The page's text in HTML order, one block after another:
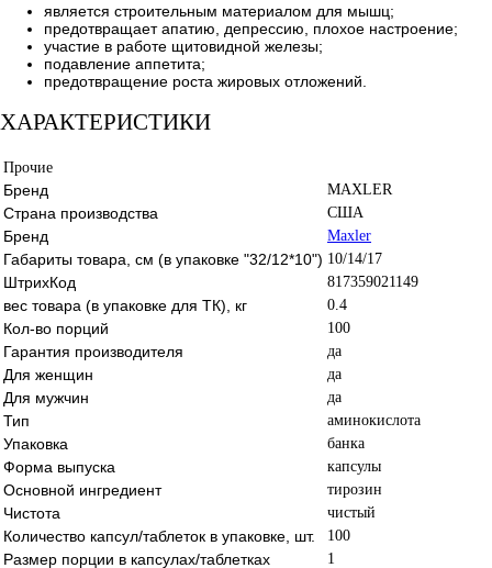
является строительным материалом для мышц;
предотвращает апатию, депрессию, плохое настроение;
участие в работе щитовидной железы;
подавление аппетита;
предотвращение роста жировых отложений.
ХАРАКТЕРИСТИКИ
Прочие
Бренд MAXLER
Страна производства США
Бренд Maxler
Габариты товара, см (в упаковке "32/12*10") 10/14/17
ШтрихКод 817359021149
вес товара (в упаковке для ТК), кг 0.4
Кол-во порций 100
Гарантия производителя да
Для женщин да
Для мужчин да
Тип аминокислота
Упаковка банка
Форма выпуска капсулы
Основной ингредиент тирозин
Чистота чистый
Количество капсул/таблеток в упаковке, шт. 100
Размер порции в капсулах/таблетках 1